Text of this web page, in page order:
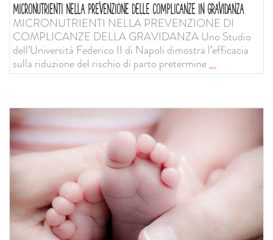
MICRONUTRIENTI NELLA PREVENZIONE DELLE COMPLICANZE IN GRAVIDANZA
MICRONUTRIENTI NELLA PREVENZIONE DI
COMPLICANZE DELLA GRAVIDANZA Uno Studio
dell’Università Federico II di Napoli dimostra l’efficacia
sulla riduzione del rischio di parto pretermine...